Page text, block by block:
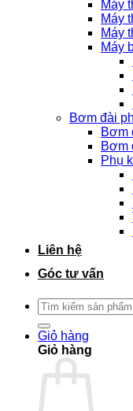
Máy
Máy
Máy
Máy
Bơm đài
Bơm
Bơm
Phụ
Liên hệ
Góc tư vấn
Tìm
kiếm:
Giỏ hàng
Giỏ hàng